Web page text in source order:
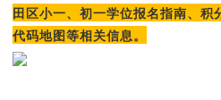
田区小一、初一学位报名指南、积
代码地图等相关信息。